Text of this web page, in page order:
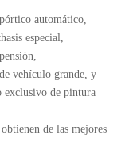
automático,
especial,
vehículo grande, y
exclusivo de pintura
de las mejores